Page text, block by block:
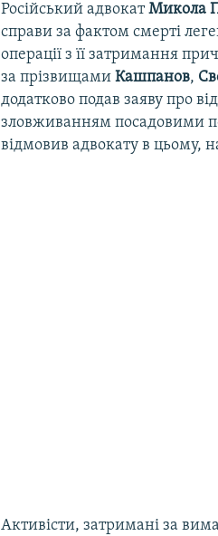
Російський адвокатМикола
справи за фактом смерті
операції з її затримання
за прізвищамиКашпанов,
додатково подав заяву про
зловживанням посадовими
відмовив адвокату в цьому,
Активісти, затримані за